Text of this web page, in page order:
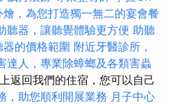
燴，為您打造獨一無二的宴會餐
聽器，讓聽覺體驗更方便 助聽
的價格範圍 附近牙醫診所，
達人，專業除蟑螂及各類害蟲
返回我們的住宿，您可以自己
，助您順利開展業務 月子中心